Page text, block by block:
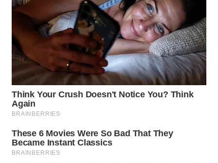
SUKABUMI
WN
PURWAKARTA
WN
PRIANGAN
TIMUR
WN
WN